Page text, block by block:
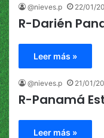
@nieves.p 22/01/
R-Darién
Leer más »
@nieves.p 21/01/
R-Panamá
Leer más »